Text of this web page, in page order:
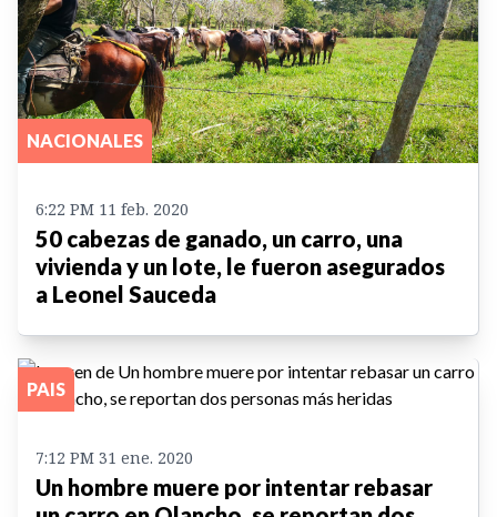
NACIONALES
6:22 PM 11 feb. 2020
50 cabezas de ganado, un carro, una
vivienda y un lote, le fueron asegurados
a Leonel Sauceda
PAIS
7:12 PM 31 ene. 2020
Un hombre muere por intentar rebasar